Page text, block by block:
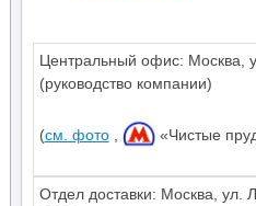
Центральный офис: Москва
(руководство компании)
(см. фото, «Чистые
Отдел доставки: Москва, ул.